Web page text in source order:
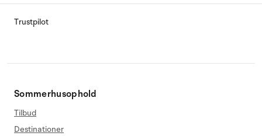
Trustpilot
Sommerhusophold
Tilbud
Destinationer